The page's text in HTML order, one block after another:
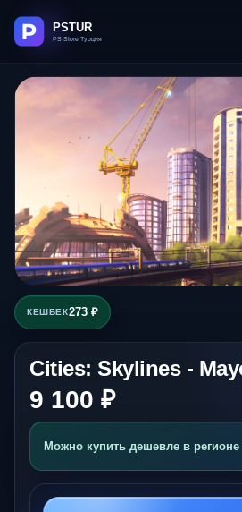
КЕШБЕК273 ₽
Cities: Skylines -
9 100 ₽
Можно купить дешевле в регионе